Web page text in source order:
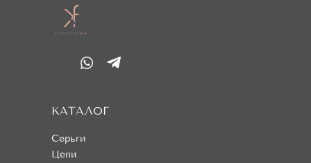
Серьги
Цепи
КАТАЛОГ